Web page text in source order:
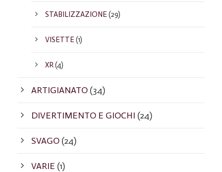
STABILIZZAZIONE(29)
VISETTE(1)
XR(4)
ARTIGIANATO (34)
DIVERTIMENTO E GIOCHI (24)
SVAGO (24)
VARIE (1)